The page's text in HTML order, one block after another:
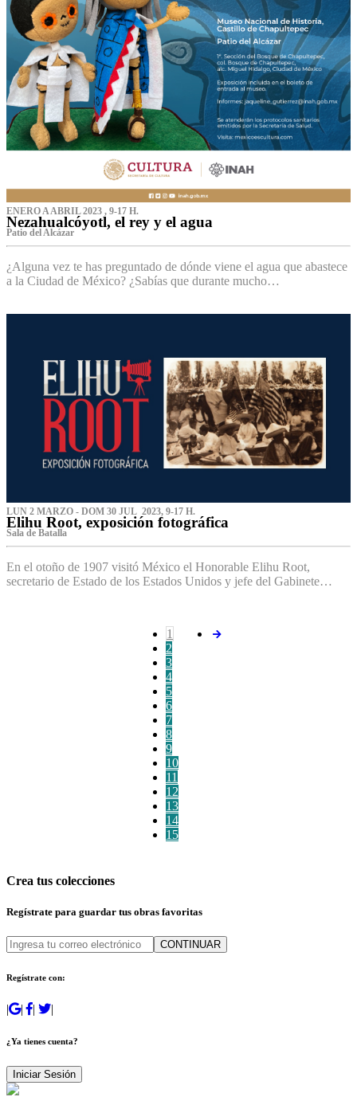
ENERO A ABRIL 2023 , 9-17 H.
Nezahualcóyotl, el rey y el agua
Patio del Alcázar
¿Alguna vez te has preguntado de dónde viene el agua que abastece
a la Ciudad de México? ¿Sabías que durante mucho…
LUN 2 MARZO - DOM 30 JUL 2023, 9-17 H.
Elihu Root, exposición fotográfica
Sala de Batalla
En el otoño de 1907 visitó México el Honorable Elihu Root,
secretario de Estado de los Estados Unidos y jefe del Gabinete…
1
2
3
4
5
6
7
8
9
10
11
12
13
14
15
Crea tus colecciones
Regístrate para guardar tus obras favoritas
CONTINUAR
Regístrate con:
| | | |
¿Ya tienes cuenta?
Iniciar Sesión